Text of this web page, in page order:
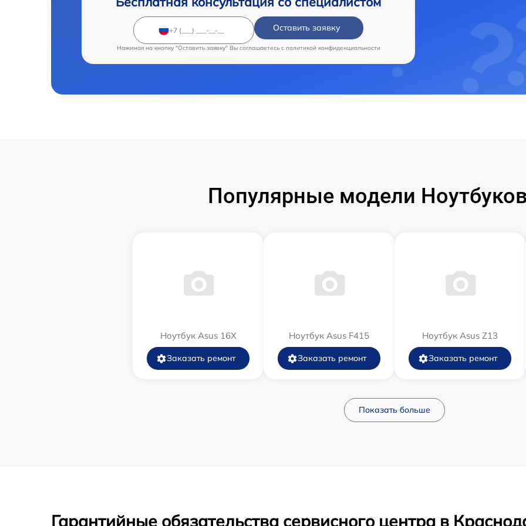
Оставить заявку
Нажимая на кнопку "Оставить заявку" Вы соглашаетесь c политикой конфиденциальности
Популярные модели
Ноутбук Asus 16X
Заказать ремонт
Ноутбук Asus F415
Заказать ремонт
Ноутбук Asus Z13
Заказать ремонт
Показать больше
Гарантийные обязательства сервисного центра в